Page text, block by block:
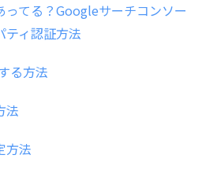
ってる？Googleサーチコンソー
ティ認証方法
る方法
法
方法